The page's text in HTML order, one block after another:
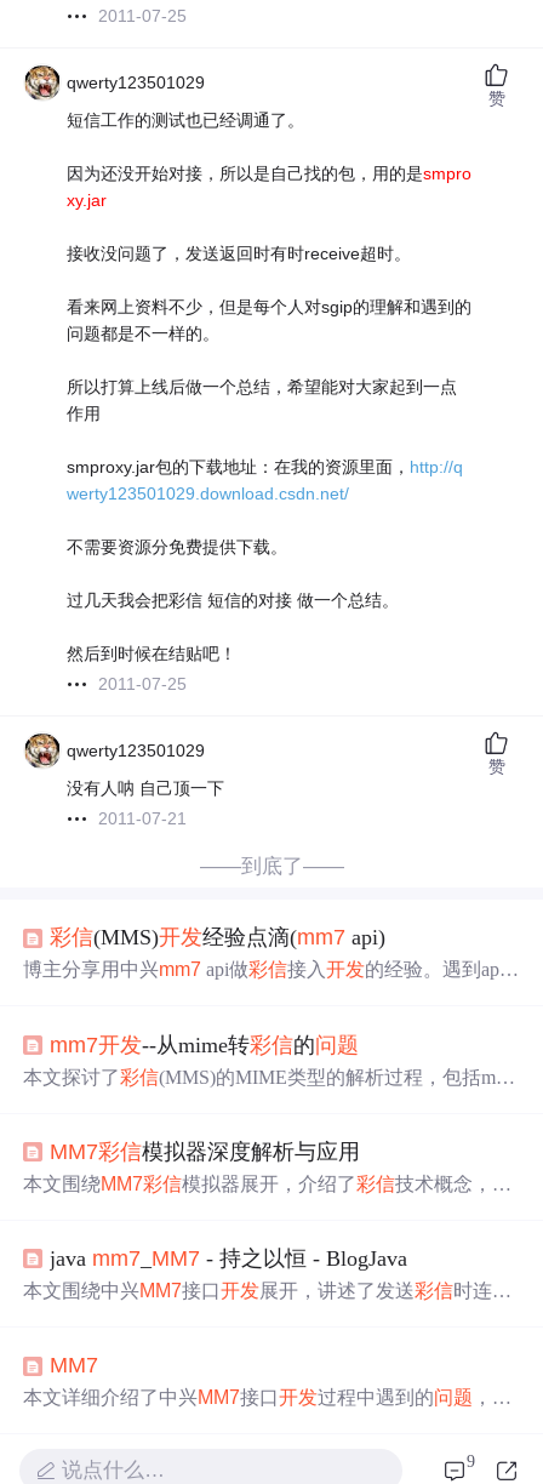
2011-07-25
qwerty123501029
短信工作的测试也已经调通了。
因为还没开始对接，所以是自己找的包，用的是smpro
xy.jar
接收没问题了，发送返回时有时receive超时。
看来网上资料不少，但是每个人对sgip的理解和遇到的
问题都是不一样的。
所以打算上线后做一个总结，希望能对大家起到一点
作用
smproxy.jar包的下载地址：在我的资源里面， http://q
werty123501029.download.csdn.net/
不需要资源分免费提供下载。
过几天我会把彩信 短信的对接 做一个总结。
然后到时候在结贴吧！
2011-07-25
赞
qwerty123501029
没有人呐 自己顶一下
2011-07-21
赞
——到底了——
彩信(MMS)开发经验点滴(mm7 api)
博主分享用中兴mm7 api做彩信接入开发的经验。遇到api
操作无效，related方式发送彩信需对每个subContent设置ID
和Location。
mm7开发--从mime转彩信的问题
本文探讨了彩信(MMS)的MIME类型的解析过程，包括mixe
MM7彩信模拟器深度解析与应用
本文围绕MM7彩信模拟器展开，介绍了彩信技术概念，阐
接口的功能、分类、操作及常见问题解决办法，还详解了
MM7消息结构。开发者可利用该模拟器优化彩信应用。
java mm7 MM7 - 持之以恒 - BlogJava
本文围绕中兴MM7接口开发展开，讲述了发送彩信时连接
的不足，给出正确设置方法，并附上Java代码示例及smil文
件格式注意事项。
MM7
本文详细介绍了中兴MM7接口开发过程中遇到的问题 ，包
了正确的彩信发送流程，并提供了smil 发送的正确实
说点什么… 9